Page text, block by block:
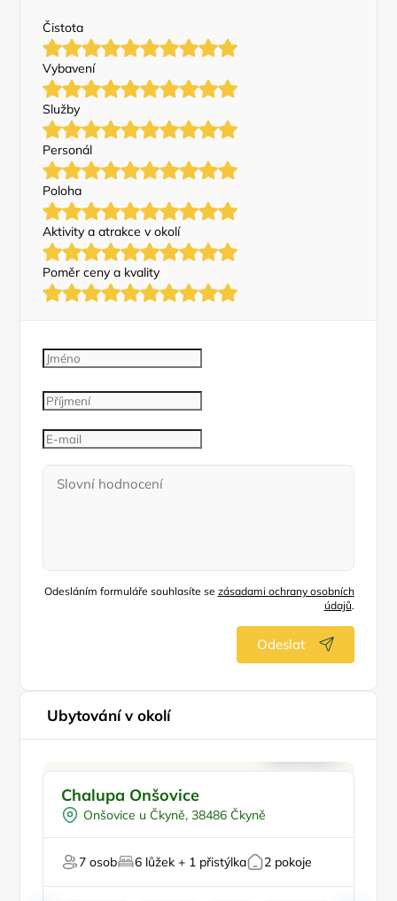
Čistota
Vybavení
Služby
Personál
Poloha
Aktivity a atrakce v okolí
Poměr ceny a kvality
Odesláním formuláře souhlasíte se zásadami ochrany osobních
údajů.
Odeslat
Ubytování v okolí
U vody
Pro rybáře
Pro milovníky přírody
Pro majitele mazlíčků
Chalupa Onšovice
Onšovice u Čkyně, 38486 Čkyně
7 osob 6 lůžek + 1 přistýlka 2 pokoje